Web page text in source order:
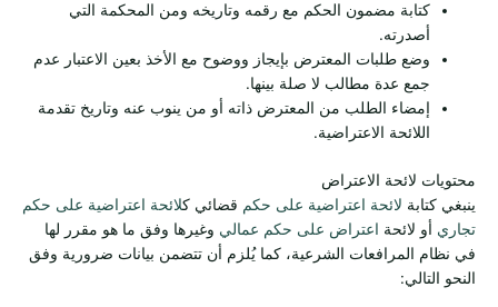
كتابة مضمون الحكم مع رقمه وتاريخه ومن المحكمة التي
أصدرته.
وضع طلبات المعترض بإيجاز ووضوح مع الأخذ بعين الاعتبار عدم
جمع عدة مطالب لا صلة بينها.
إمضاء الطلب من المعترض ذاته أو من ينوب عنه وتاريخ تقدمة
اللائحة الاعتراضية.
محتويات لائحة الاعتراض
ينبغي كتابة لائحة اعتراضية على حكم قضائي كلائحة اعتراضية على حكم
تجاري أو لائحة اعتراض على حكم عمالي وغيرها وفق ما هو مقرر لها
في نظام المرافعات الشرعية، كما يُلزم أن تتضمن بيانات ضرورية وفق
النحو التالي: